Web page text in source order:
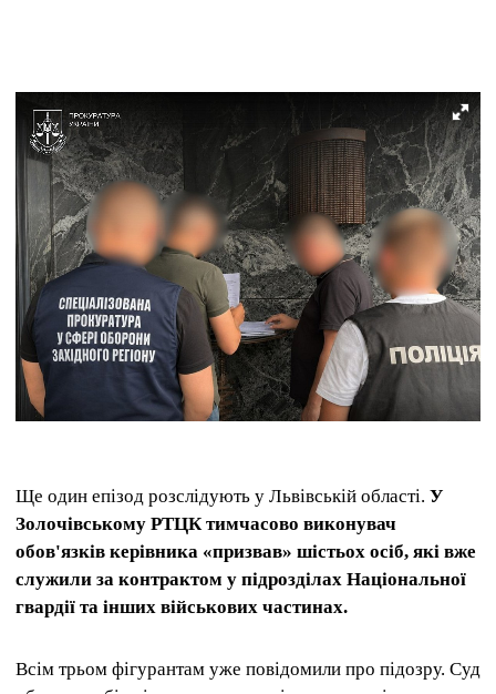
Ще один епізод розслідують у Львівській області. У
Золочівському РТЦК тимчасово виконувач
обов'язків керівника «призвав» шістьох осіб, які вже
служили за контрактом у підрозділах Національної
гвардії та інших військових частинах.
Всім трьом фігурантам уже повідомили про підозру. Суд